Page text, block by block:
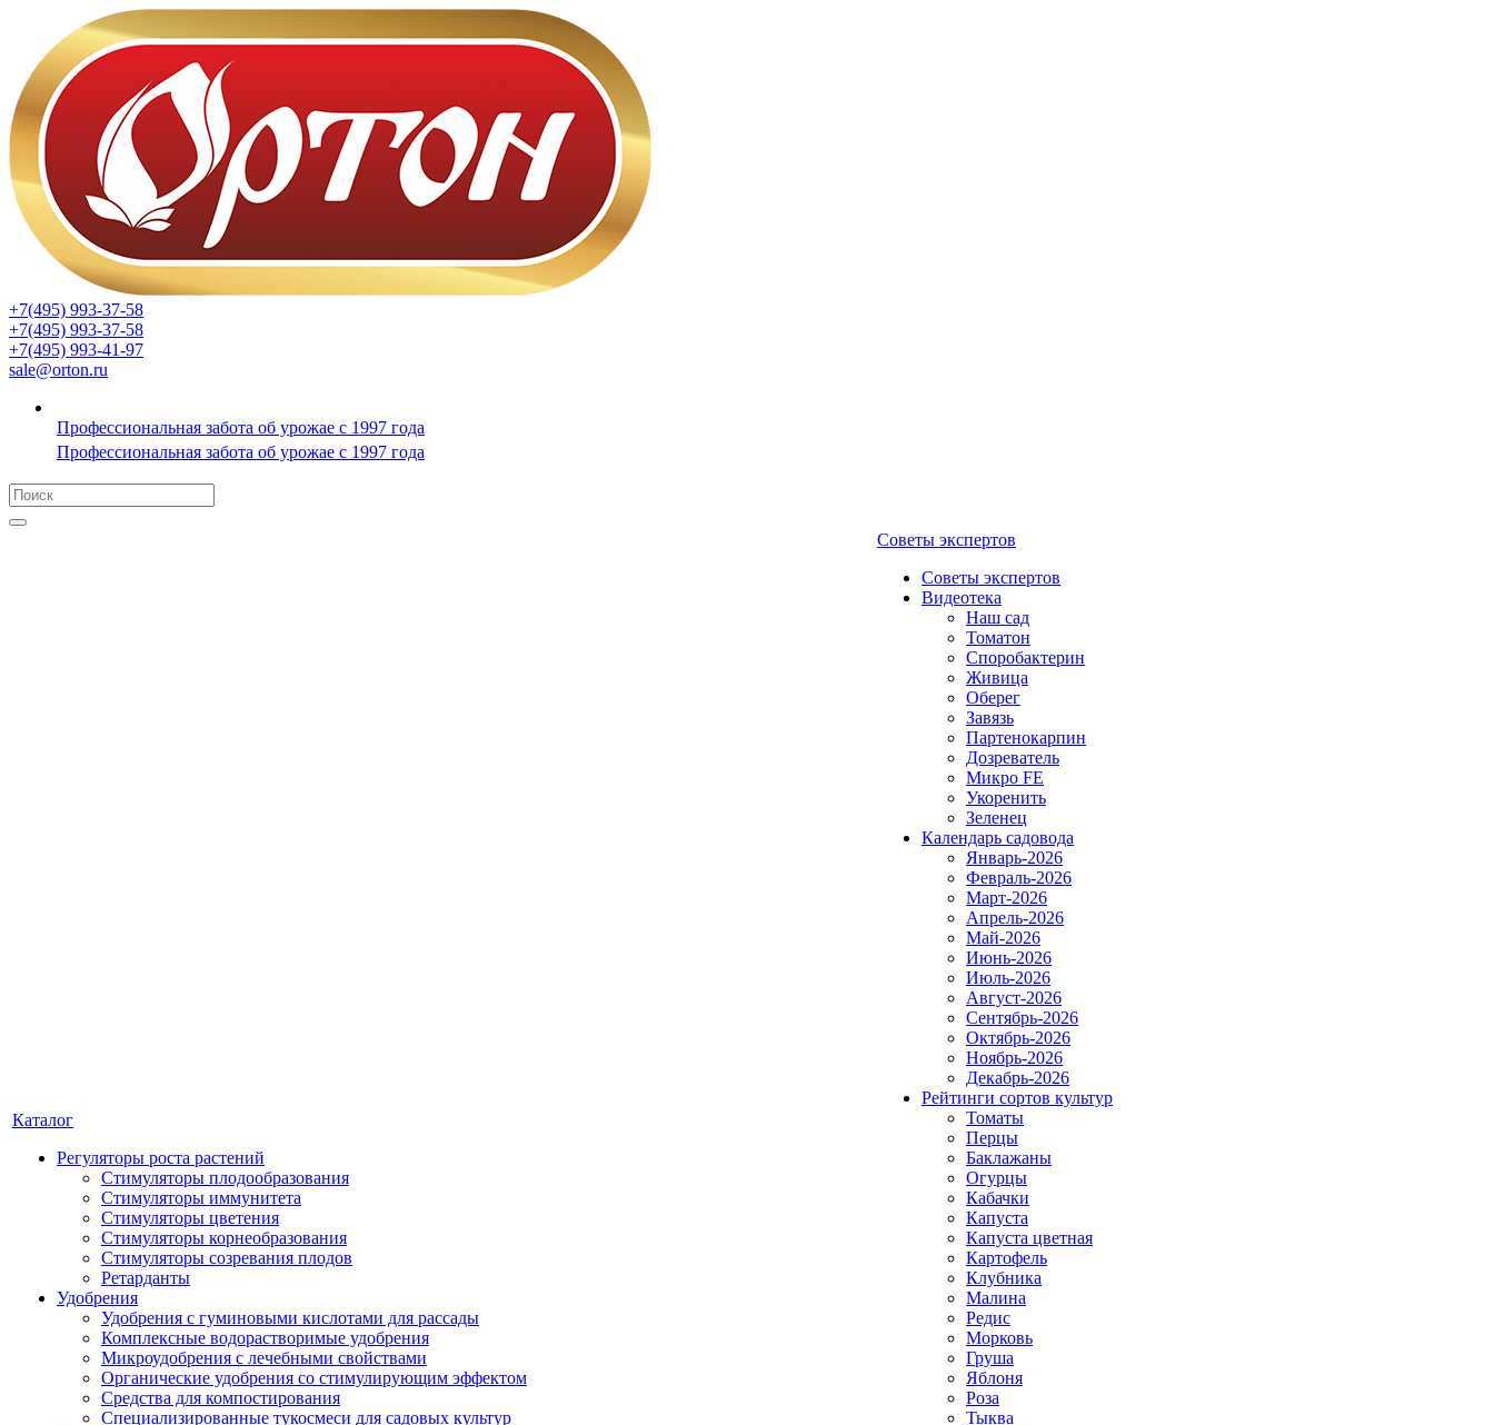
+7(495) 993-37-58
+7(495) 993-37-58
+7(495) 993-41-97
sale@orton.ru
Профессиональная забота об урожае с 1997 года
Профессиональная забота об урожае с 1997 года
Каталог
Регуляторы роста растений
Стимуляторы плодообразования
Стимуляторы иммунитета
Стимуляторы цветения
Стимуляторы корнеобразования
Стимуляторы созревания плодов
Ретарданты
Удобрения
Удобрения с гуминовыми кислотами для рассады
Комплексные водорастворимые удобрения
Микроудобрения с лечебными свойствами
Органические удобрения со стимулирующим эффектом
Средства для компостирования
Специализированные тукосмеси для садовых культур
Советы экспертов
Советы экспертов
Видеотека
Наш сад
Томатон
Споробактерин
Живица
Оберег
Завязь
Партенокарпин
Дозреватель
Микро FE
Укоренить
Зеленец
Календарь садовода
Январь-2026
Февраль-2026
Март-2026
Апрель-2026
Май-2026
Июнь-2026
Июль-2026
Август-2026
Сентябрь-2026
Октябрь-2026
Ноябрь-2026
Декабрь-2026
Рейтинги сортов культур
Томаты
Перцы
Баклажаны
Огурцы
Кабачки
Капуста
Капуста цветная
Картофель
Клубника
Малина
Редис
Морковь
Груша
Яблоня
Роза
Тыква